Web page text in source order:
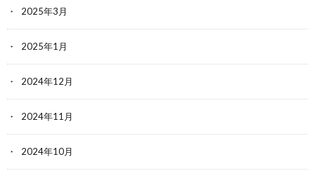
2025年3月
2025年1月
2024年12月
2024年11月
2024年10月